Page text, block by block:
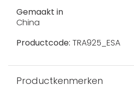
Gemaakt in
China
Productcode: TRA925_ESA
Productkenmerken